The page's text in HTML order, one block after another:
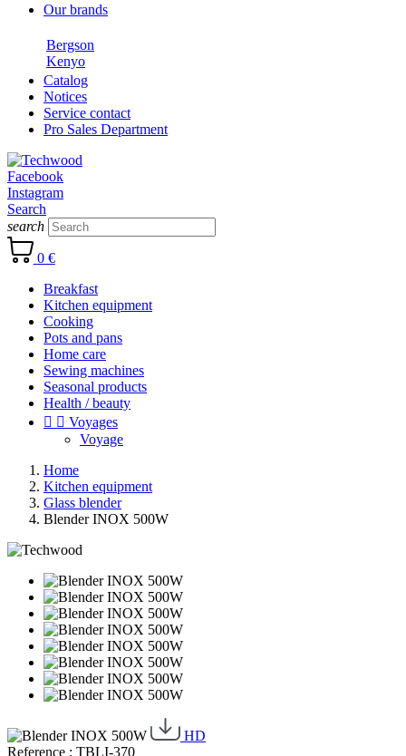
Our brands
Bergson
Kenyo
Catalog
Notices
Service contact
Pro Sales Department
Facebook
Instagram
Search
search
0 €
Breakfast
Kitchen equipment
Cooking
Pots and pans
Home care
Sewing machines
Seasonal products
Health / beauty
  Voyages
Voyage
Home
Kitchen equipment
Glass blender
Blender INOX 500W
HD
Reference : TBLI-370